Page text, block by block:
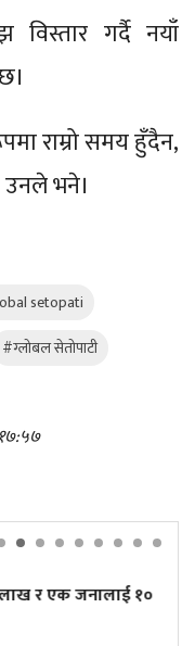
गर्दै नयाँ
राम्रो समय हुँदैन,
उनले भने।
setopati
#ग्लोबल सेतोपाटी
१७:५७
त्रिपुरेश्वरमा तीव्र